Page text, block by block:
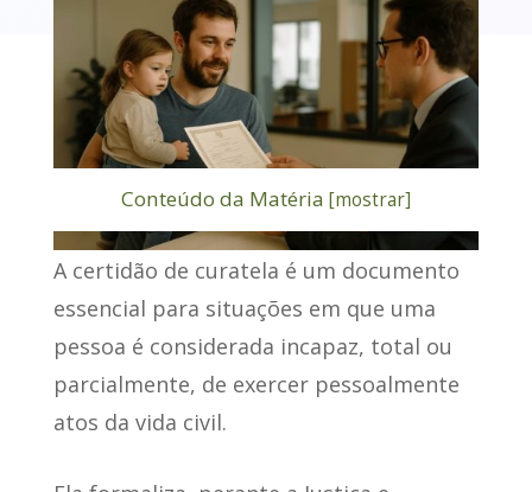
Conteúdo da Matéria [mostrar]
Acertidão de curatela é um documento
essencial para situações em que uma
pessoa é considerada incapaz, total ou
parcialmente, de exercer pessoalmente
atos da vida civil.